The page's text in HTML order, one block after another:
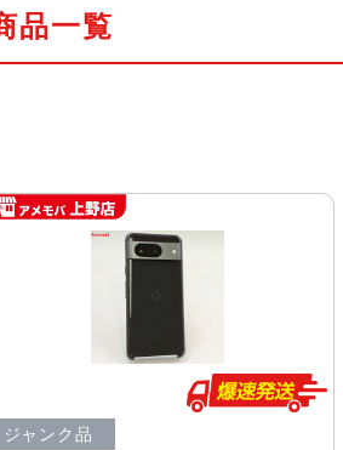
一覧
ジャンク品